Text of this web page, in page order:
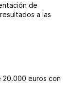
de
a las
20.000 euros con